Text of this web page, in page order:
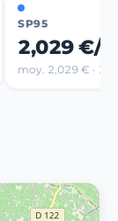
SP95
2,029 €/L
moy. 2,029 € · 1